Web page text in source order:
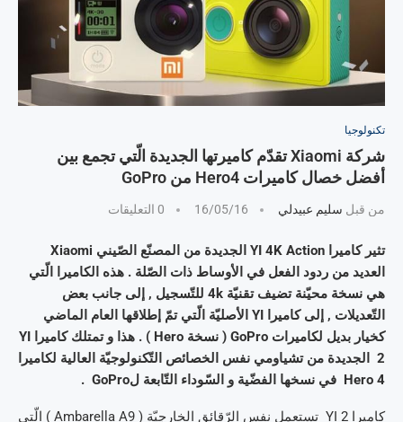
تكنولوجيا
شركة Xiaomi تقدّم كاميرتها الجديدة الّتي تجمع بين
أفضل خصال كاميرات Hero4 من GoPro
من قبل سليم عبيدلي 16/05/16 0 التعليقات
تثير كاميرا YI 4K Action الجديدة من المصنّع الصّيني Xiaomi
العديد من ردود الفعل في الأوساط ذات الصّلة . هذه الكاميرا الّتي
هي نسخة محيّنة تضيف تقنيّة 4k للتّسجيل , إلى جانب بعض
التّعديلات , إلى كاميرا YI الأصليّة الّتي تمّ إطلاقها العام الماضي
كخيار بديل لكاميرات GoPro ( نسخة Hero ) . هذا و تمتلك كاميرا YI
2 الجديدة من تشياومي نفس الخصائص التّكنولوجيّة العالية لكاميرا
Hero 4 في نسخها الفضّية و السّوداء التّابعة لGoPro .
كاميرا YI 2 تستعمل نفس الرّقائق الخارجيّة ( Ambarella A9 ) الّتي